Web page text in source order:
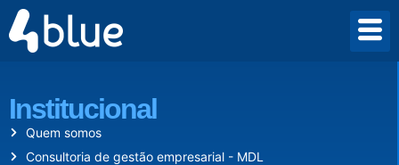
Desde 2009 criamos um mundo onde empreender vale a pena.
Institucional
Quem somos
Consultoria de gestão empresarial - MDL